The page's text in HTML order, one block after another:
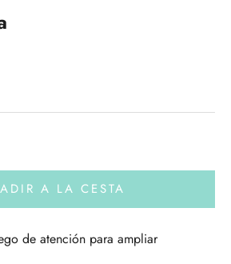
cantidad
A LA CESTA
de atención para ampliar